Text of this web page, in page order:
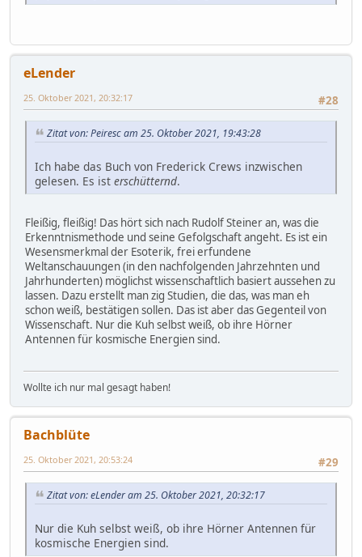
eLender
#28
25. Oktober 2021, 20:32:17
Zitat von: Peiresc am 25. Oktober 2021, 19:43:28
Ich habe das Buch von Frederick Crews inzwischen
gelesen. Es ist erschütternd.
Fleißig, fleißig! Das hört sich nach Rudolf Steiner an, was die
Erkenntnismethode und seine Gefolgschaft angeht. Es ist ein
Wesensmerkmal der Esoterik, frei erfundene
Weltanschauungen (in den nachfolgenden Jahrzehnten und
Jahrhunderten) möglichst wissenschaftlich basiert aussehen zu
lassen. Dazu erstellt man zig Studien, die das, was man eh
schon weiß, bestätigen sollen. Das ist aber das Gegenteil von
Wissenschaft. Nur die Kuh selbst weiß, ob ihre Hörner
Antennen für kosmische Energien sind.
Wollte ich nur mal gesagt haben!
Bachblüte
#29
25. Oktober 2021, 20:53:24
Zitat von: eLender am 25. Oktober 2021, 20:32:17
Nur die Kuh selbst weiß, ob ihre Hörner Antennen für
kosmische Energien sind.